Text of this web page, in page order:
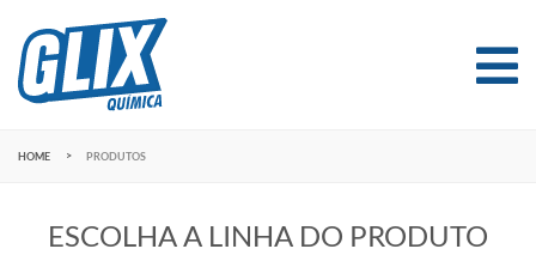
HOME PRODUTOS
ESCOLHA A LINHA DO PRODUTO